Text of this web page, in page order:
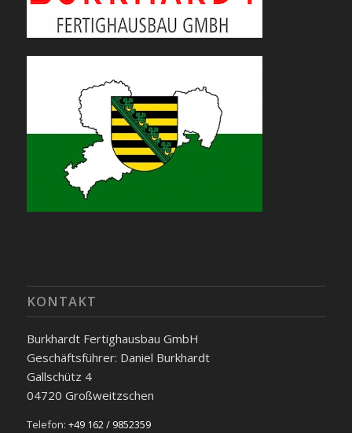
KONTAKT
Burkhardt Fertighausbau GmbH
Geschäftsführer: Daniel Burkhardt
Gallschütz 4
04720 Großweitzschen
Telefon: +49 162 / 9852359